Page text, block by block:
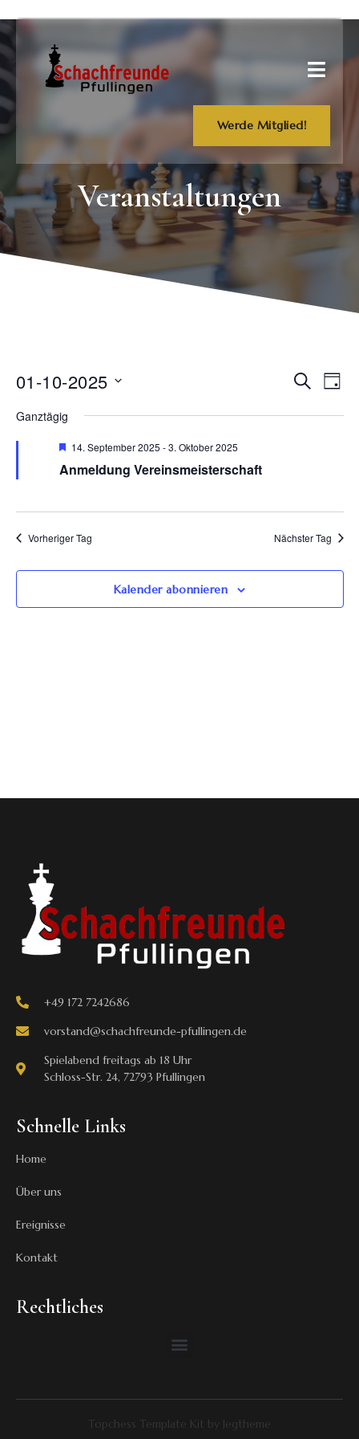
Werde Mitglied!
Veranstaltungen
SucheTag
01-10-2025
wählen.
Ganztägig
Empfohlen
14. September 2025 -3. Oktober 2025
Anmeldung Vereinsmeisterschaft
Vorheriger Tag Nächster Tag
Kalender abonnieren
+49 172 7242686
vorstand@schachfreunde-pfullingen.de
Spielabend freitags ab 18 Uhr
Schloss-Str. 24, 72793 Pfullingen
Schnelle Links
Home
Über uns
Ereignisse
Kontakt
Rechtliches
Topchess Template Kit by Jegtheme